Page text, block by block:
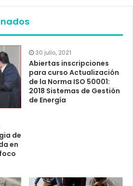
de
en
30 julio, 2021
Abiertas inscripciones
para curso Actualización
de la Norma ISO 50001:
2018 Sistemas de Gestión
de Energía